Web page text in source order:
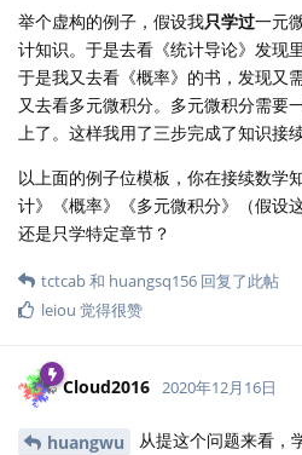
举个虚构的例子，假设我只学过一元
计知识。于是去看《统计导论》发现
于是我又去看《概率》的书，发现又
又去看多元微积分。多元微积分需要
上了。这样我用了三步完成了知识接续
以上面的例子位模板，你在接续数学
计》《概率》《多元微积分》（假设
还是只学特定章节？
tctcab和 huangsq156 回复了此帖
leiou 觉得很赞
Cloud2016 2020年12月16日
huangwu 从提这个问题来看，